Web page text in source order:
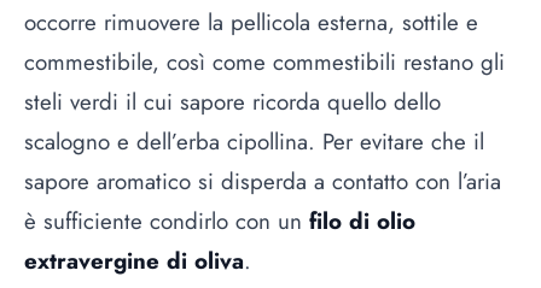
occorre rimuovere la pellicola esterna, sottile e
commestibile, così come commestibili restano gli
steli verdi il cui sapore ricorda quello dello
scalogno e dell’erba cipollina. Per evitare che il
sapore aromatico si disperda a contatto con l’aria
è sufficiente condirlo con un filo di olio
extravergine di oliva.